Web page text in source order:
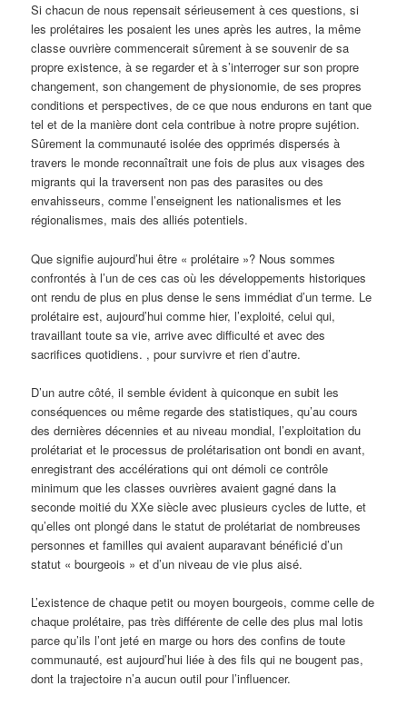
Si chacun de nous repensait sérieusement à ces questions, si
les prolétaires les posaient les unes après les autres, la même
classe ouvrière commencerait sûrement à se souvenir de sa
propre existence, à se regarder et à s’interroger sur son propre
changement, son changement de physionomie, de ses propres
conditions et perspectives, de ce que nous endurons en tant que
tel et de la manière dont cela contribue à notre propre sujétion.
Sûrement la communauté isolée des opprimés dispersés à
travers le monde reconnaîtrait une fois de plus aux visages des
migrants qui la traversent non pas des parasites ou des
envahisseurs, comme l’enseignent les nationalismes et les
régionalismes, mais des alliés potentiels.
Que signifie aujourd’hui être « prolétaire »? Nous sommes
confrontés à l’un de ces cas où les développements historiques
ont rendu de plus en plus dense le sens immédiat d’un terme. Le
prolétaire est, aujourd’hui comme hier, l’exploité, celui qui,
travaillant toute sa vie, arrive avec difficulté et avec des
sacrifices quotidiens. , pour survivre et rien d’autre.
D’un autre côté, il semble évident à quiconque en subit les
conséquences ou même regarde des statistiques, qu’au cours
des dernières décennies et au niveau mondial, l’exploitation du
prolétariat et le processus de prolétarisation ont bondi en avant,
enregistrant des accélérations qui ont démoli ce contrôle
minimum que les classes ouvrières avaient gagné dans la
seconde moitié du XXe siècle avec plusieurs cycles de lutte, et
qu’elles ont plongé dans le statut de prolétariat de nombreuses
personnes et familles qui avaient auparavant bénéficié d’un
statut « bourgeois » et d’un niveau de vie plus aisé.
L’existence de chaque petit ou moyen bourgeois, comme celle de
chaque prolétaire, pas très différente de celle des plus mal lotis
parce qu’ils l’ont jeté en marge ou hors des confins de toute
communauté, est aujourd’hui liée à des fils qui ne bougent pas,
dont la trajectoire n’a aucun outil pour l’influencer.